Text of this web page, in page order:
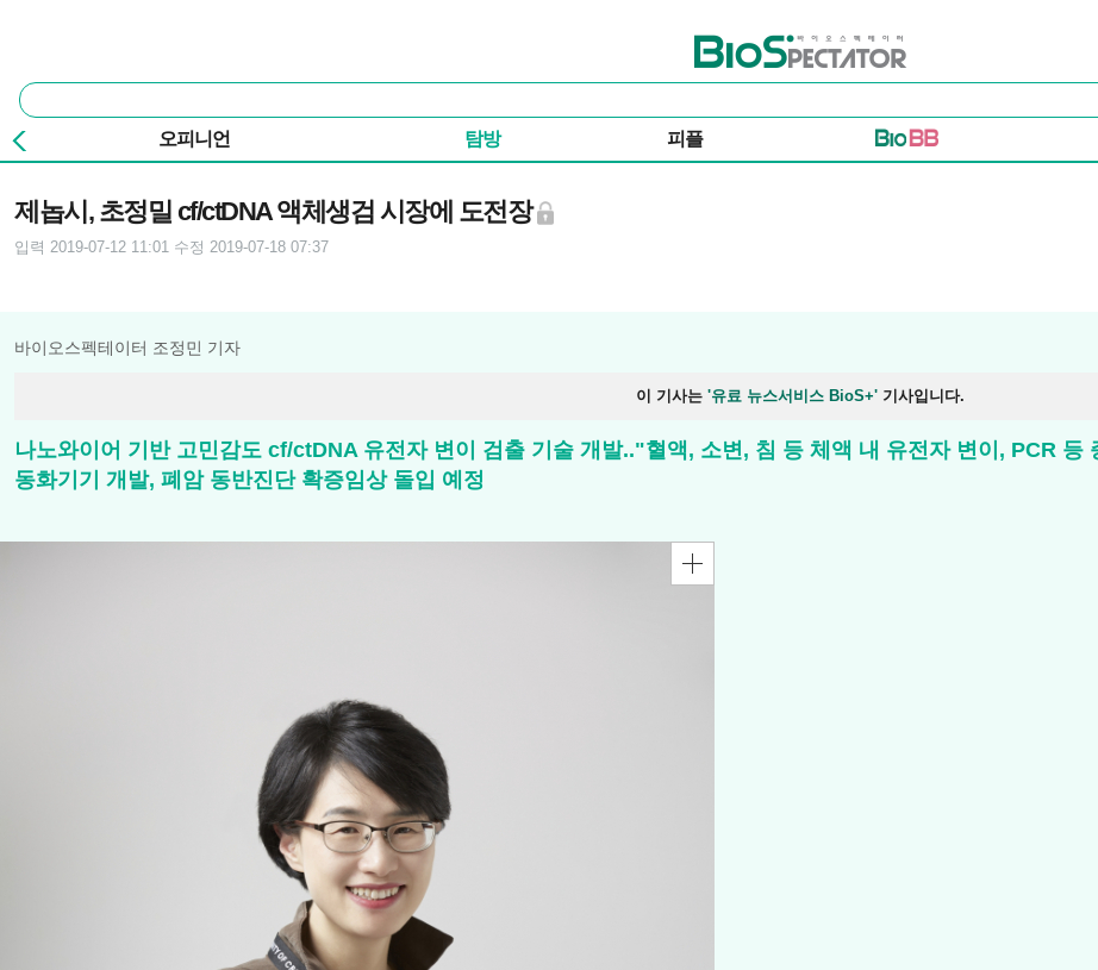
바이오스펙테이터
통
합
검
색
오피니언 탐방 피플
제놉시, 초정밀 cf/ctDNA 액체생검 시장에 도전장
입력 2019-07-12 11:01 수정 2019-07-18 07:37
바이오스펙테이터 조정민 기자
이 기사는 '유료 뉴스서비스 BioS+' 기사입니다.
나노와이어 기반 고민감도 cf/ctDNA 유전자 변이 검출 기술 개발.."혈액, 소변, 침 등 체액 내 유전자 변이, PCR
동화기기 개발, 폐암 동반진단 확증임상 돌입 예정